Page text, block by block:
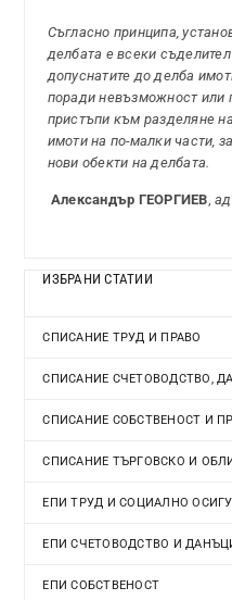
Съгласно принципа,
делбата е всеки
допуснатите до делба
поради невъзможност
пристъпи към разделяне
имоти на по-малки части,
нови обекти на делбата.
Александър ГЕОРГИЕВ,
ИЗБРАНИ СТАТИИ
СПИСАНИЕ ТРУД И ПРАВО
СПИСАНИЕ СЧЕТОВОДСТВО,
СПИСАНИЕ СОБСТВЕНОСТ И
СПИСАНИЕ ТЪРГОВСКО И
ЕПИ ТРУД И СОЦИАЛНО
ЕПИ СЧЕТОВОДСТВО И
ЕПИ СОБСТВЕНОСТ